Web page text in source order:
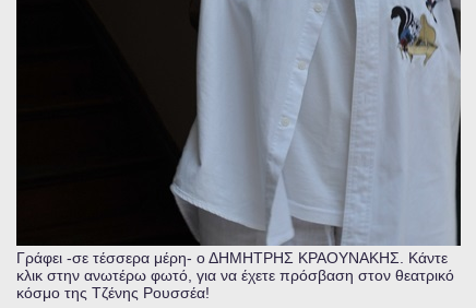
Γράφει -σε τέσσερα μέρη- ο ΔΗΜΗΤΡΗΣ ΚΡΑΟΥΝΑΚΗΣ. Κάντε
κλικ στην ανωτέρω φωτό, για να έχετε πρόσβαση στον θεατρικό
κόσμο της Τζένης Ρουσσέα!